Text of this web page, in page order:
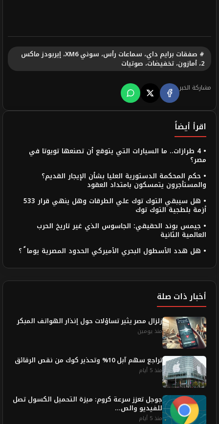
# صفقات برايم داي، سماعات رأس، سوني XM6، إيربودز ماكس
2، أمازون، تخفيضات، صوتيات
مشاركة الخبر
اقرأ أيضاً
• 4 طرازات.. ما السيارات التي يتوقع أن تصنعها تويوتا في
مصر؟
• حكم المحكمة الدستورية العليا بشأن الإيجار القديم؟
والمستأجرون يتمسكون بامتداد العقود
• هل سيبقي التوك توك علي الطرقات وهل ينهي قرار 533
أزمة بلطجية التوك توك
• جيمس بوند الحقيقي: الجاسوس الذي غير تاريخ الحرب
العالمية الثانية
• هل هدد الأسطول البحري الأميركي الحدود المصرية يوما ً ؟
أخبار ذات صلة
زلزال مصر يثير تساؤلات حول إنذار الهواتف المبكر
منذ يومين
تراجع سهم آبل 10% وتحذير كوك من نقص الرقائق
منذ 5 أيام
جوجل تعزز سرعة كروم: ميزة التحميل الكسول تصل
للفيديو والص...
منذ 5 أيام